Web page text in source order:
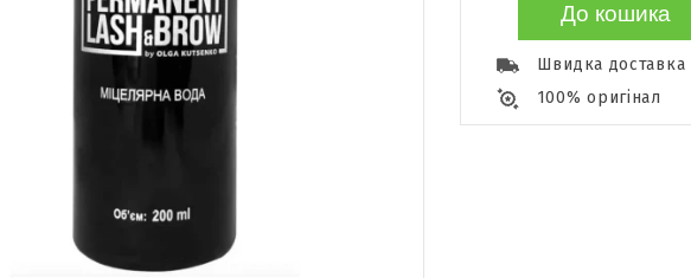
До кошика
Швидка доставка
100% оригінал